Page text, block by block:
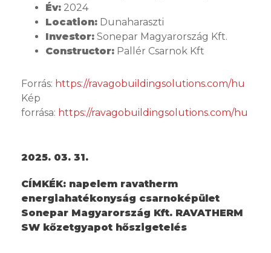
Év: 2024
Location: Dunaharaszti
Investor: Sonepar Magyarország Kft.
Constructor: Pallér Csarnok Kft
Forrás: https://ravagobuildingsolutions.com/hu
Kép
forrása: https://ravagobuildingsolutions.com/hu
2025. 03. 31.
CÍMKÉK: napelem ravatherm
energiahatékonyság csarnoképület
Sonepar Magyarország Kft. RAVATHERM
SW kőzetgyapot hőszigetelés